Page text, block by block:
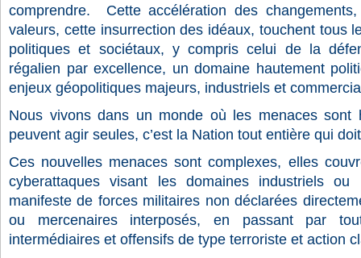
comprendre.
Cette accélération des
valeurs, cette insurrection des idéaux, touchent tous
politiques et sociétaux, y compris celui de la
régalien par excellence, un domaine hautement
enjeux géopolitiques majeurs, industriels et
Nous vivons dans un monde où les menaces sont
peuvent agir seules, c’est la Nation tout entière qui
Ces nouvelles menaces sont complexes, elles
cyberattaques visant les domaines industriels ou
manifeste de forces militaires non déclarées
ou mercenaires interposés, en passant par tout
intermédiaires et offensifs de type terroriste et action